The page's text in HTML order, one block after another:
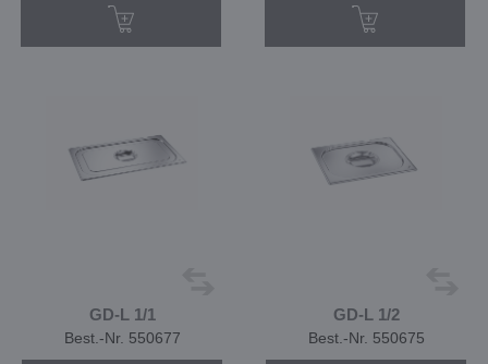
GD-L 1/1
Best.-Nr. 550677
GD-L 1/2
Best.-Nr. 550675